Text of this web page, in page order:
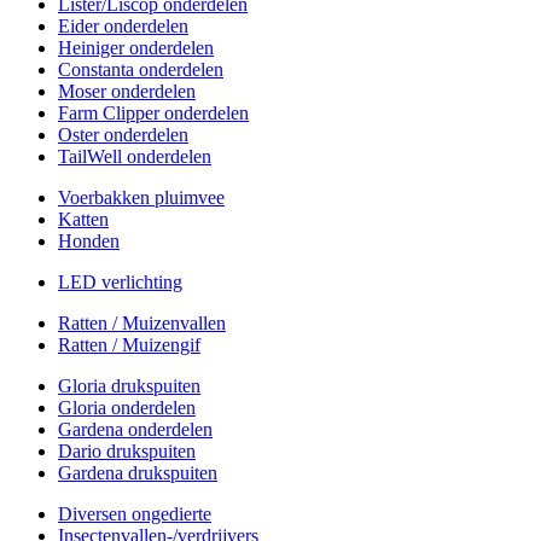
Lister/Liscop onderdelen
Eider onderdelen
Heiniger onderdelen
Constanta onderdelen
Moser onderdelen
Farm Clipper onderdelen
Oster onderdelen
TailWell onderdelen
Voerbakken pluimvee
Katten
Honden
LED verlichting
Ratten / Muizenvallen
Ratten / Muizengif
Gloria drukspuiten
Gloria onderdelen
Gardena onderdelen
Dario drukspuiten
Gardena drukspuiten
Diversen ongedierte
Insectenvallen-/verdrijvers